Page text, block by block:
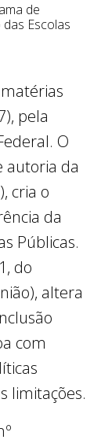
de
Escolas
pela
O
autoria da
cria o
da
Públicas.
do
altera
com
limitações.